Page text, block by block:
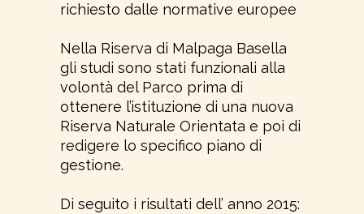
richiesto dalle normative europee
Nella Riserva di Malpaga Basella
gli studi sono stati funzionali alla
volontà del Parco prima di
ottenere l’istituzione di una nuova
Riserva Naturale Orientata e poi di
redigere lo specifico piano di
gestione.
Di seguito i risultati dell’ anno 2015: